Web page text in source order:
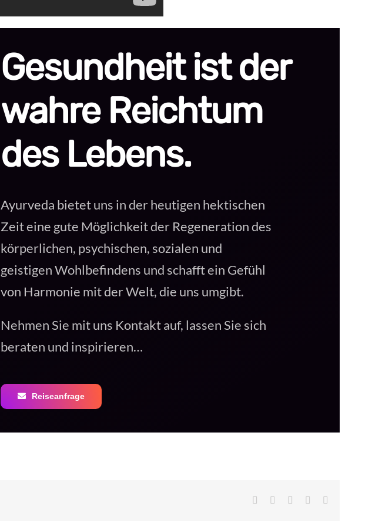
Gesundheit ist der
wahre Reichtum
des Lebens.
Ayurveda bietet uns in der heutigen hektischen
Zeit eine gute Möglichkeit der Regeneration des
körperlichen, psychischen, sozialen und
geistigen Wohlbefindens und schafft ein Gefühl
von Harmonie mit der Welt, die uns umgibt.
Nehmen Sie mit uns Kontakt auf, lassen Sie sich
beraten und inspirieren…
Reiseanfrage
Facebook LinkedInWhatsApp